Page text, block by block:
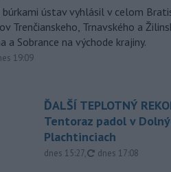
búrkami ústav vyhlásil v celom
Trenčianskeho, Trnavského a
a Sobrance na východe krajiny.
19:09
ĎALŠÍ TEPLOTNÝ
Tentoraz padol v
Plachtinciach
dnes 15:27, aktualizované
dnes 17:08